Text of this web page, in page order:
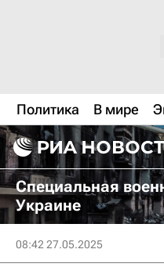
Политика В мире
Специальная
Украине
08:42 27.05.2025